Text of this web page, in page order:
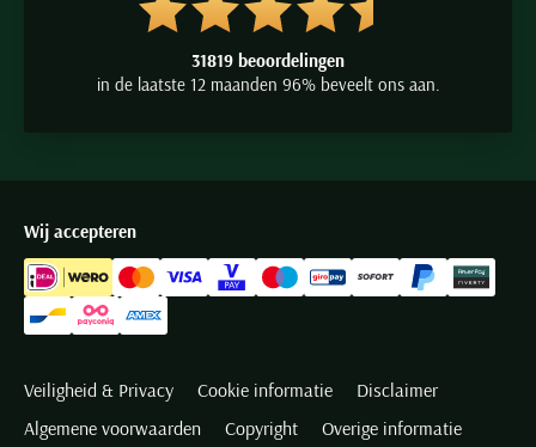
31819 beoordelingen
in de laatste 12 maanden 96% beveelt ons aan.
Wij accepteren
Veiligheid & Privacy Cookie informatie
Disclaimer
Algemene voorwaarden
Copyright Overige informatie